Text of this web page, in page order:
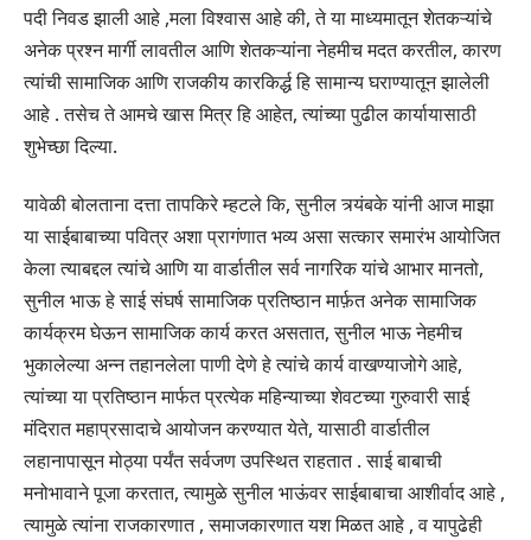
पदी निवड झाली आहे ,मला विश्वास आहे की, ते या माध्यमातून शेतकऱ्यांचे
अनेक प्रश्न मार्गी लावतील आणि शेतकऱ्यांना नेहमीच मदत करतील, कारण
त्यांची सामाजिक आणि राजकीय कारकिर्द्ध हि सामान्य घराण्यातून झालेली
आहे . तसेच ते आमचे खास मित्र हि आहेत, त्यांच्या पुढील कार्यायासाठी
शुभेच्छा दिल्या.
यावेळी बोलताना दत्ता तापकिरे म्हटले कि, सुनील त्र्यंबके यांनी आज माझा
या साईबाबाच्या पवित्र अशा प्रागंणात भव्य असा सत्कार समारंभ आयोजित
केला त्याबद्दल त्यांचे आणि या वार्डातील सर्व नागरिक यांचे आभार मानतो,
सुनील भाऊ हे साई संघर्ष सामाजिक प्रतिष्ठान मार्फ़त अनेक सामाजिक
कार्यक्रम घेऊन सामाजिक कार्य करत असतात, सुनील भाऊ नेहमीच
भुकालेल्या अन्न तहानलेला पाणी देणे हे त्यांचे कार्य वाखण्याजोगे आहे,
त्यांच्या या प्रतिष्ठान मार्फत प्रत्येक महिन्याच्या शेवटच्या गुरुवारी साई
मंदिरात महाप्रसादाचे आयोजन करण्यात येते, यासाठी वार्डातील
लहानापासून मोठ्या पर्यंत सर्वजण उपस्थित राहतात . साई बाबाची
मनोभावाने पूजा करतात, त्यामुळे सुनील भाऊंवर साईबाबाचा आशीर्वाद आहे ,
त्यामुळे त्यांना राजकारणात , समाजकारणात यश मिळत आहे , व यापुढेही